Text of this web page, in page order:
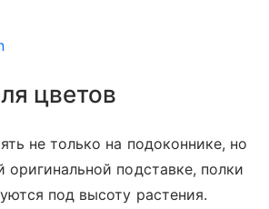
цветов
не только на подоконнике, но
оригинальной подставке, полки
под высоту растения.